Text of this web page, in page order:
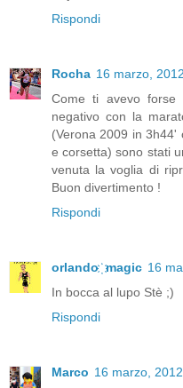
Rispondi
Rocha 16 marzo,
Come ti avevo forse
negativo con la
(Verona 2009 in 3h44'
e corsetta) sono stati
venuta la voglia di
Buon divertimento !
Rispondi
orlando ҉ magic 16
In bocca al lupo Stè ;)
Rispondi
Marco 16 marzo,